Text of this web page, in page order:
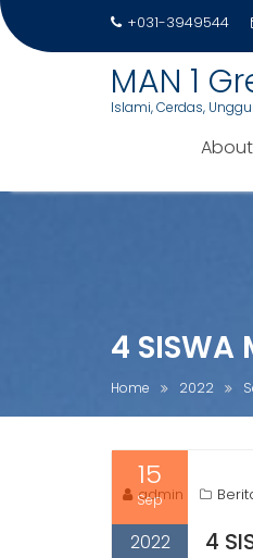
n
+031-3949544
MAN 1
Islami, Cerdas,
4 SISWA
Home 2022
15
Sep
2022
admin
4